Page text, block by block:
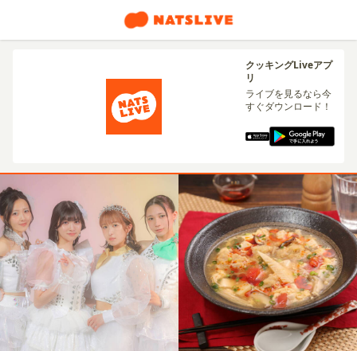
クッキングLiveアプ
リ
ライブを見るなら今
すぐダウンロード！